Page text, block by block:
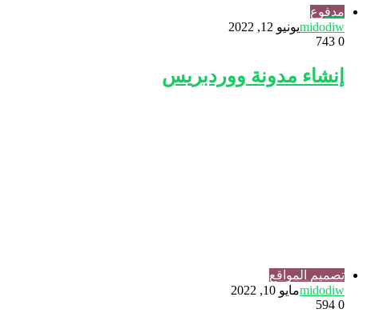
مدفوع
midodiwيونيو 12, 2022
0
إنشاء مدونة ووردبريس
تصميم المواقع
midodiwمايو 10, 2022
0